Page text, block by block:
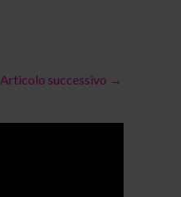
Articolo successivo →